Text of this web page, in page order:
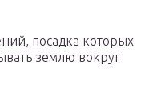
посадка которых
землю вокруг